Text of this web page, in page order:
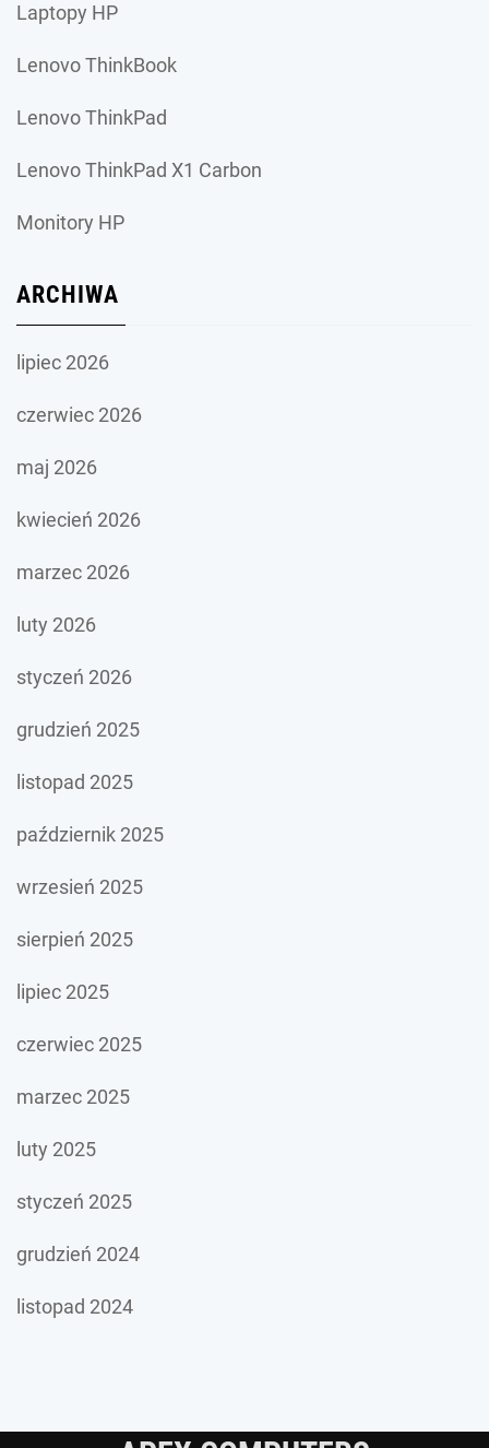
Laptopy HP
Lenovo ThinkBook
Lenovo ThinkPad
Lenovo ThinkPad X1 Carbon
Monitory HP
ARCHIWA
lipiec 2026
czerwiec 2026
maj 2026
kwiecień 2026
marzec 2026
luty 2026
styczeń 2026
grudzień 2025
listopad 2025
październik 2025
wrzesień 2025
sierpień 2025
lipiec 2025
czerwiec 2025
marzec 2025
luty 2025
styczeń 2025
grudzień 2024
listopad 2024